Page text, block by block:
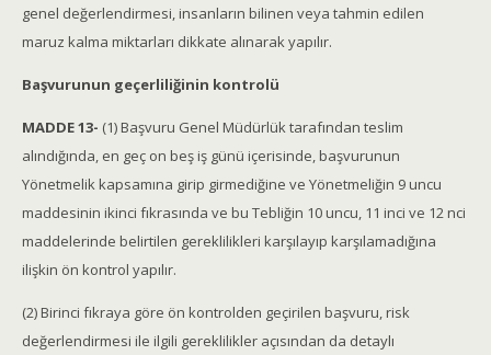
genel değerlendirmesi, insanların bilinen veya tahmin edilen
maruz kalma miktarları dikkate alınarak yapılır.
Başvurunun geçerliliğinin kontrolü
MADDE 13- (1) Başvuru Genel Müdürlük tarafından teslim
alındığında, en geç on beş iş günü içerisinde, başvurunun
Yönetmelik kapsamına girip girmediğine ve Yönetmeliğin 9 uncu
maddesinin ikinci fıkrasında ve bu Tebliğin 10 uncu, 11 inci ve 12 nci
maddelerinde belirtilen gereklilikleri karşılayıp karşılamadığına
ilişkin ön kontrol yapılır.
(2) Birinci fıkraya göre ön kontrolden geçirilen başvuru, risk
değerlendirmesi ile ilgili gereklilikler açısından da detaylı